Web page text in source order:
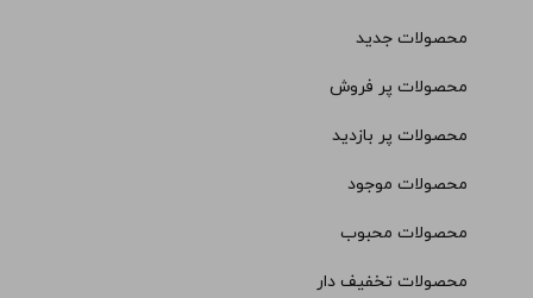
محصولات جدید
محصولات پر فروش
محصولات پر بازدید
محصولات موجود
محصولات محبوب
محصولات تخفیف دار